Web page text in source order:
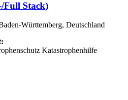
Full Stack)
Württemberg, Deutschland
Katastrophenhilfe